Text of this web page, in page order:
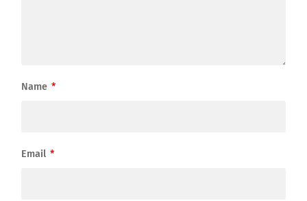
Name *
Email *